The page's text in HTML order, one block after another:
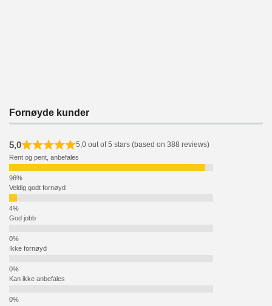
Fornøyde kunder
5,0 5,0 out of 5 stars (based on 388 reviews)
Rent og pent, anbefales
Veldig godt fornøyd
God jobb
Ikke fornøyd
Kan ikke anbefales